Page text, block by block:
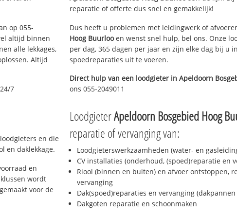
op 055-
altijd binnen
alle lekkages,
Altijd
7
en die
en daklekkage.
en
wordt
voor de
reparatie of offerte dus snel en gemakkelijk!
Dus heeft u problemen met leidingwerk of
Hoog Buurlooen wenst snel hulp, bel ons. Onze
per dag, 365 dagen per jaar en zijn elke dag bij u
spoedreparaties uit te voeren.
Direct hulp van een loodgieter in Apeldoorn
ons 055-2049011
LoodgieterApeldoorn Bosgebied Hoog
reparatie of vervanging van:
Loodgieterswerkzaamheden (water- en
CV installaties (onderhoud, (spoed)reparatie en
Riool (binnen en buiten) en afvoer ontstoppen,
vervanging
Dak(spoed)reparaties en vervanging
Dakgoten reparatie en schoonmaken